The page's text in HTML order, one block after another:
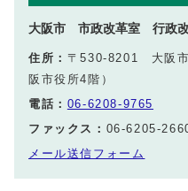
大阪市 市政改革室 行政
住所： 〒530-8201 大阪市
阪市役所4階）
電話： 06-6208-9765
ファックス： 06-6205-
メール送信フォーム